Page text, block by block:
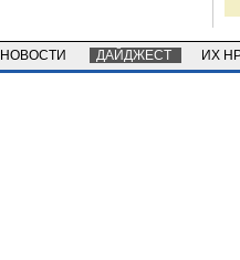
НОВОСТИ ДАЙДЖЕСТ ИХ